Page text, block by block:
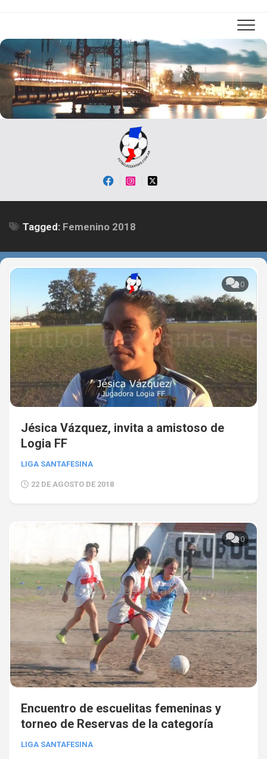
Tagged: Femenino 2018
0
Jésica Vázquez, invita a amistoso de
Logia FF
LIGA SANTAFESINA
22 DE AGOSTO DE 2018
0
Encuentro de escuelitas femeninas y
torneo de Reservas de la categoría
LIGA SANTAFESINA